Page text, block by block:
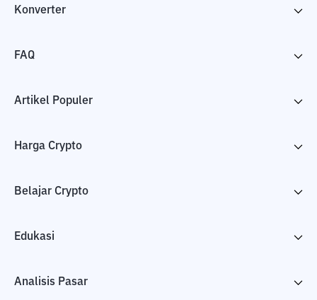
Konverter
FAQ
Artikel Populer
Harga Crypto
Belajar Crypto
Edukasi
Analisis Pasar